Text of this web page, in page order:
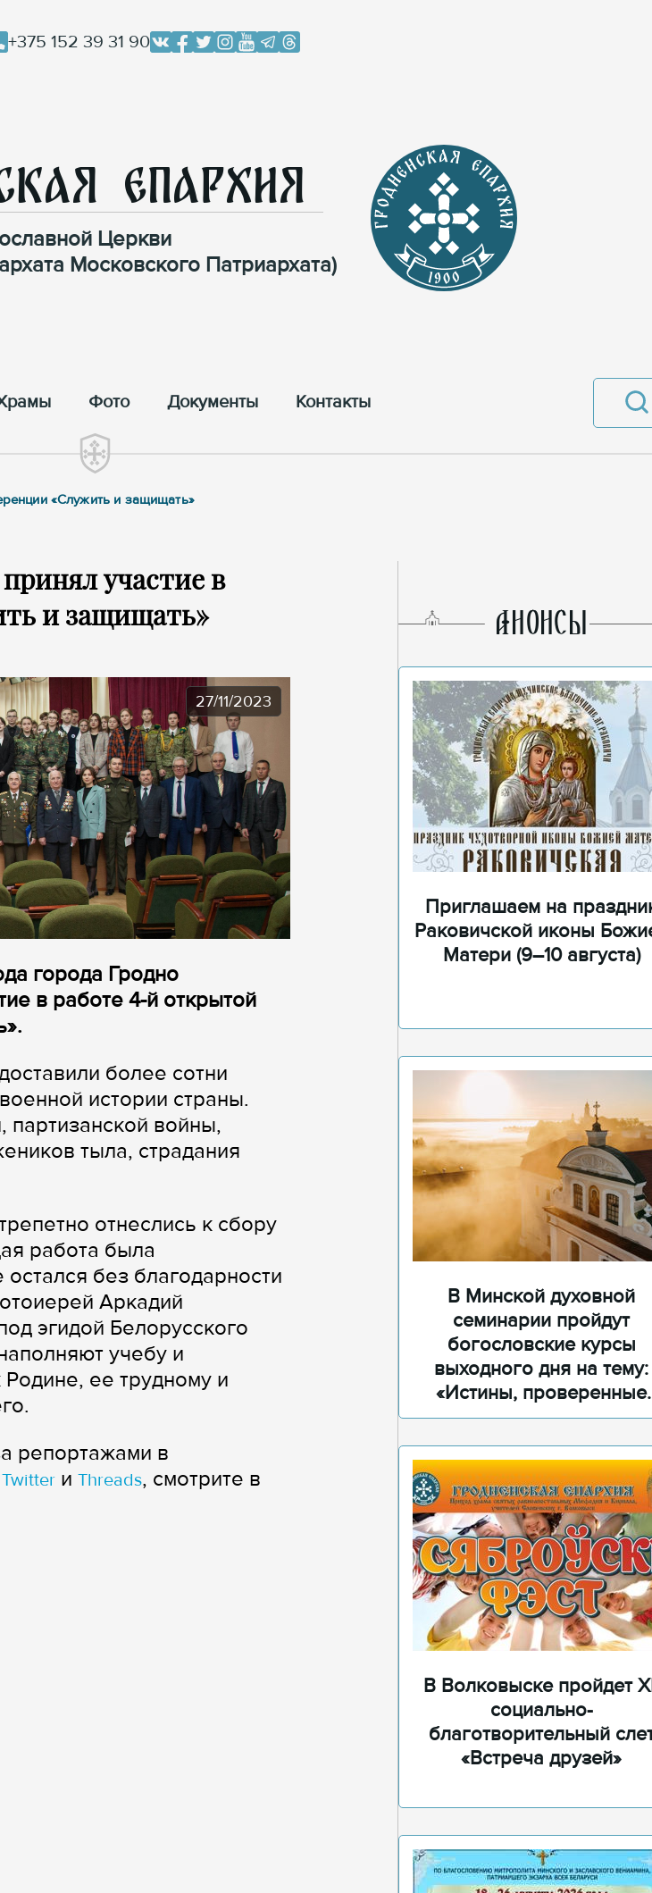
+375 152 39 31 90
Епархия
Церкви
Московского Патриархата)
Фото Документы Контакты
«Служить и защищать»
участие в
и защищать»
27/11/2023
города Гродно
в работе 4-й открытой
более сотни
истории страны.
партизанской войны,
тыла, страдания
отнеслись к сбору
работа была
без благодарности
Аркадий
эгидой Белорусского
учебу и
ее трудному и
репортажами в
Twitter и Threads, смотрите в
AНОНСЫ
Приглашаем на
Раковичской иконы
Матери (9–10 августа)
В Минской духовной
семинарии пройдут
богословские курсы
выходного дня на тему:
«Истины, проверенные
временем»
В Волковыске пройдет
социально-
благотворительный
«Встреча друзей»